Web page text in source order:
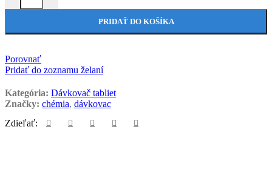
PRIDAŤ DO KOŠÍKA
Porovnať
Pridať do zoznamu želaní
Kategória: Dávkovač tabliet
Značky: chémia, dávkovac
Zdieľať: